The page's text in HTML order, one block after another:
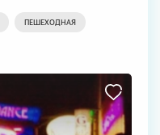
ПЕШЕХОДНАЯ